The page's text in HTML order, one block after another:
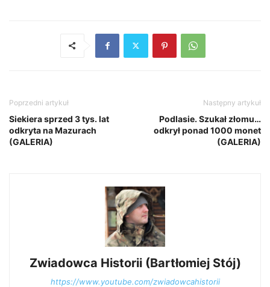
Poprzedni artykuł
Siekiera sprzed 3 tys. lat
odkryta na Mazurach
(GALERIA)
Następny artykuł
Podlasie. Szukał złomu…
odkrył ponad 1000 monet
(GALERIA)
Zwiadowca Historii (Bartłomiej Stój)
https://www.youtube.com/zwiadowcahistorii